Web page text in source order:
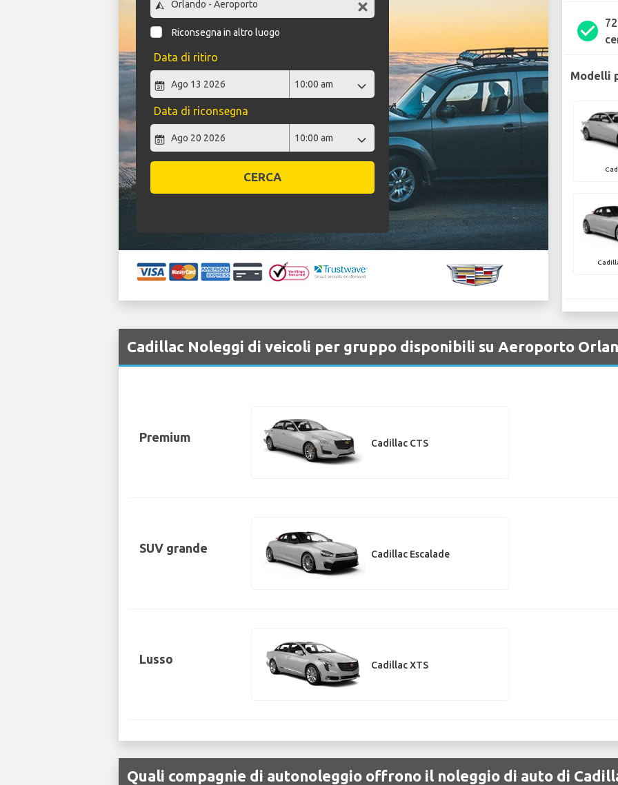
Riconsegna in altro luogo
Data di ritiro
Data di riconsegna
CERCA
check_circle
Modelli
Cadillac Noleggi di veicoli per gruppo disponibili su Aeroporto
Premium Cadillac CTS
SUV grande Cadillac Escalade
Lusso Cadillac XTS
Quali compagnie di autonoleggio offrono il noleggio di auto di